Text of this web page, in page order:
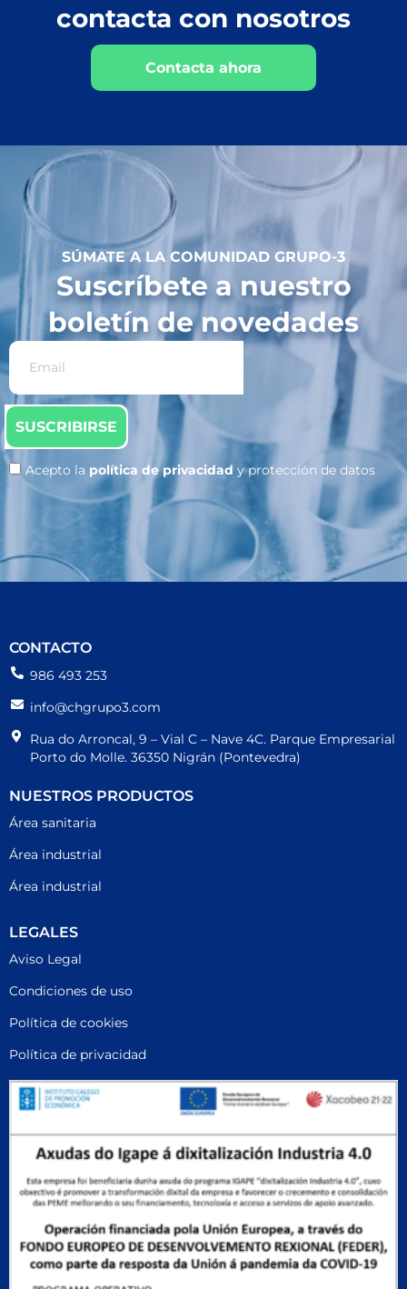
contacta con nosotros
Contacta ahora
SÚMATE A LA COMUNIDAD GRUPO-3
Suscríbete a nuestro
boletín de novedades
Acepto la política de privacidad y protección de datos
SUSCRIBIRSE
CONTACTO
986 493 253
info@chgrupo3.com
Rua do Arroncal, 9 – Vial C – Nave 4C. Parque Empresarial
Porto do Molle. 36350 Nigrán (Pontevedra)
NUESTROS PRODUCTOS
Área sanitaria
Área industrial
Área industrial
LEGALES
Aviso Legal
Condiciones de uso
Política de cookies
Política de privacidad